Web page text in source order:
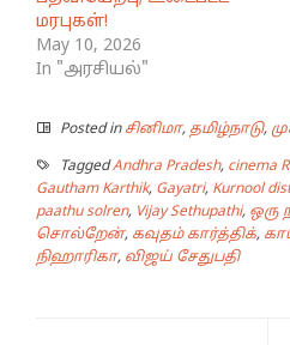
மரபுகள்!
May 10, 2026
In "அரசியல்"
Posted in சினிமா, தமிழ்நாடு,
TaggedAndhra Pradesh, cinema
Gautham Karthik, Gayatri, Kurnool
paathu solren, Vijay Sethupathi, ஒரு
சொல்றேன், கவுதம் கார்த்திக்,
நிஹாரிகா, விஜய் சேதுபதி